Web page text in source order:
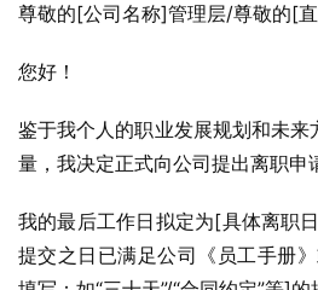
尊敬的[公司名称]管理层/尊敬的[直
您好！
鉴于我个人的职业发展规划和未来
量，我决定正式向公司提出离职申
我的最后工作日拟定为[具体离职
提交之日已满足公司《员工手册